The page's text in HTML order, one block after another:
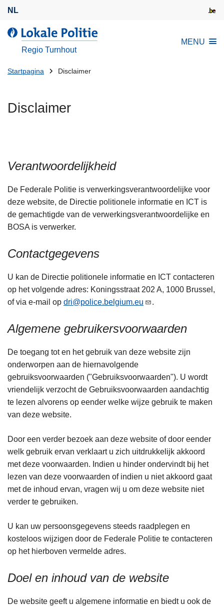
NL
d
o
Regio Turnhout
MENU
U
hier:
Startpagina Disclaimer
Disclaimer
Verantwoordelijkheid
De Federale Politie is verwerkingsverantwoordelijke voor
deze website, de Directie politionele informatie en ICT is
de gemachtigde van de verwerkingsverantwoordelijke en
BOSA is verwerker.
Contactgegevens
U kan de Directie politionele informatie en ICT contacteren
op het volgende adres: Koningsstraat 202 A, 1000 Brussel,
of via e-mail op dri@police.belgium.eu .
Algemene gebruikersvoorwaarden
De toegang tot en het gebruik van deze website zijn
onderworpen aan de hiernavolgende
gebruiksvoorwaarden ("Gebruiksvoorwaarden"). U wordt
vriendelijk verzocht de Gebruiksvoorwaarden aandachtig
te lezen alvorens op eender welke wijze gebruik te maken
van deze website.
Door een verder bezoek aan deze website of door eender
welk gebruik ervan verklaart u zich uitdrukkelijk akkoord
met deze voorwaarden. Indien u hinder ondervindt bij het
lezen van deze voorwaarden of indien u niet akkoord gaat
met de inhoud ervan, vragen wij u om deze website niet
verder te gebruiken.
U kan uw persoonsgegevens steeds raadplegen en
kosteloos wijzigen door de Federale Politie te contacteren
op het hierboven vermelde adres.
Doel en inhoud van de website
De website geeft u algemene informatie en biedt u ook de